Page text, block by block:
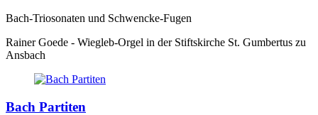
Bach-Triosonaten und Schwencke-Fugen
Rainer Goede - Wiegleb-Orgel in der Stiftskirche St. Gumbertus zu
Ansbach
Bach Partiten